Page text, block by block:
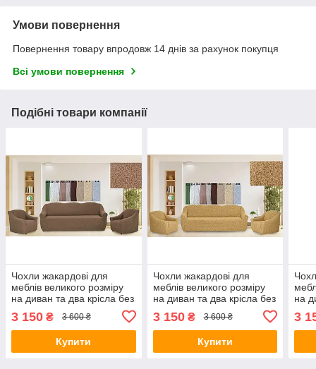
Умови повернення
Повернення товару впродовж 14 днів за рахунок покупця
Всі умови повернення
Подібні товари компанії
Чохли жакардові для
меблів великого розміру
на диван та два крісла без
капучино
3 150 ₴ 3 600 ₴
Купити
Чохли жакардові для
меблів великого розміру
на диван та два крісла без
медовий
3 150₴ 3 600 ₴
Купити
на
3